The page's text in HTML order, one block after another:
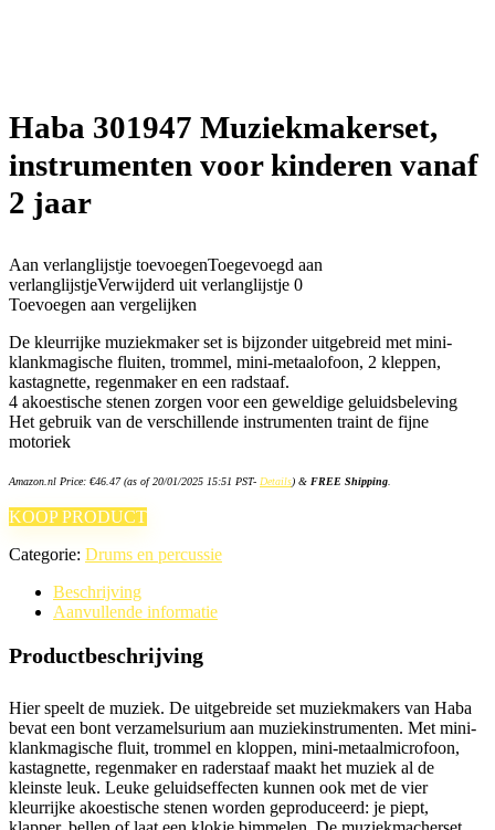
Haba 301947 Muziekmakerset,
instrumenten voor kinderen vanaf
2 jaar
Aan verlanglijstje toevoegenToegevoegd aan
verlanglijstjeVerwijderd uit verlanglijstje 0
Toevoegen aan vergelijken
De kleurrijke muziekmaker set is bijzonder uitgebreid met mini-
klankmagische fluiten, trommel, mini-metaalofoon, 2 kleppen,
kastagnette, regenmaker en een radstaaf.
4 akoestische stenen zorgen voor een geweldige geluidsbeleving
Het gebruik van de verschillende instrumenten traint de fijne
motoriek
Amazon.nl Price: €46.47(as of 20/01/2025 15:51 PST- Details) & FREE Shipping
KOOP PRODUCT
Categorie: Drums en percussie
Beschrijving
Aanvullende informatie
Productbeschrijving
Hier speelt de muziek. De uitgebreide set muziekmakers van Haba
bevat een bont verzamelsurium aan muziekinstrumenten. Met mini-
klankmagische fluit, trommel en kloppen, mini-metaalmicrofoon,
kastagnette, regenmaker en raderstaaf maakt het muziek al de
kleinste leuk. Leuke geluidseffecten kunnen ook met de vier
kleurrijke akoestische stenen worden geproduceerd: je piept,